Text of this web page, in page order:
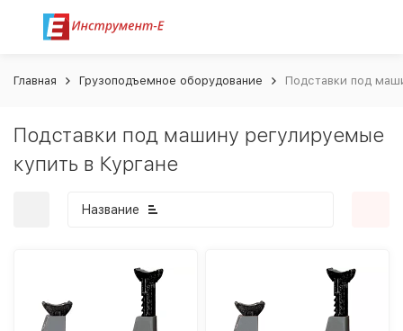
Главная Грузоподъемное оборудование Подставки под
Подставки под машину регулируемые
купить в Кургане
Название
покупателей